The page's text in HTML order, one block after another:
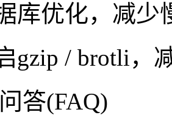
优化，减少
/ brotli，
(FAQ)